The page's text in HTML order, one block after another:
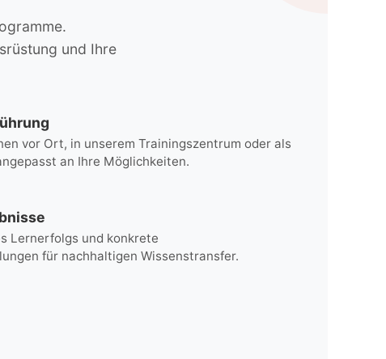
und Ihre
vor Ort, in unserem Trainingszentrum oder als
an Ihre Möglichkeiten.
Lernerfolgs und konkrete
für nachhaltigen Wissenstransfer.